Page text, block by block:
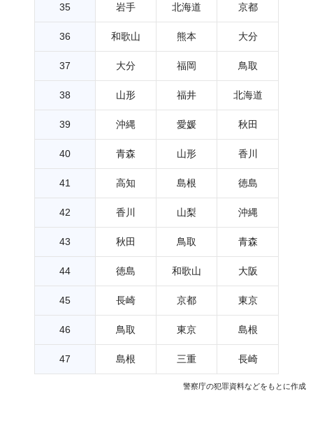
35 岩手 北海道 京都
36 和歌山 熊本 大分
37 大分 福岡 鳥取
38 山形 福井 北海道
39 沖縄 愛媛 秋田
40 青森 山形 香川
41 高知 島根 徳島
42 香川 山梨 沖縄
43 秋田 鳥取 青森
44 徳島 和歌山 大阪
45 長崎 京都 東京
46 鳥取 東京 島根
47 島根 三重 長崎
警察庁の犯罪資料などをもとに作成